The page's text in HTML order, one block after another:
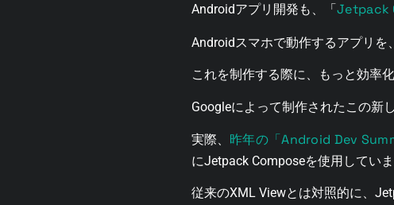
Androidアプリ開発も、「 Jetpack
Androidスマホで動作するアプリを
これを制作する際に、もっと効率
Googleによって制作されたこの新
実際、 昨年の「Android Dev
にJetpack Composeを使用していま
従来のXML Viewとは対照的に、